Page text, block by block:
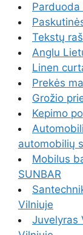
Parduoda
Tekstų
Anglu
Linen
Prekės
Grožio
Kepimo
automobilių
Mobilus
SUNBAR
Vilniuje
Juvelyras